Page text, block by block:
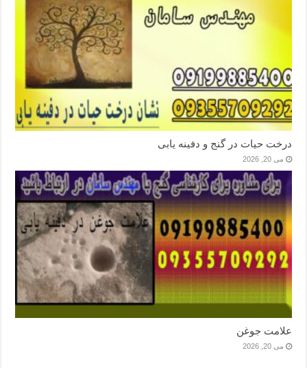
درخت حیات در گنج و دفینه یابی
می 20, 2026
علامت جوغن
می 20, 2026